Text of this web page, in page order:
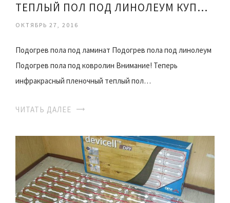
ТЕПЛЫЙ ПОЛ ПОД ЛИНОЛЕУМ КУПИТЬ
ОКТЯБРЬ 27, 2016
Подогрев пола под ламинат Подогрев пола под линолеум
Подогрев пола под ковролин Внимание! Теперь
инфракрасный пленочный теплый пол…
ЧИТАТЬ ДАЛЕЕ